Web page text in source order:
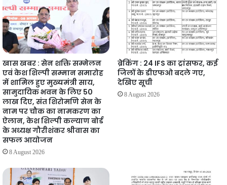
खास खबर : सेन शक्ति सम्मेलन
एवं केश शिल्पी सम्मान समारोह
में शामिल हुए मुख्यमंत्री साय,
सामुदायिक भवन के लिए 50
लाख दिए, संत शिरोमणि सेन के
नाम पर चौक का नामकरण का
ऐलान, केश शिल्पी कल्याण बोर्ड
के अध्यक्ष गौरीशंकर श्रीवास का
सफल आयोजन
8 August 2026
ब्रेकिंग : 24 IFS का ट्रांसफर, कई
जिलों के डीएफओ बदले गए,
देखिए सूची
8 August 2026